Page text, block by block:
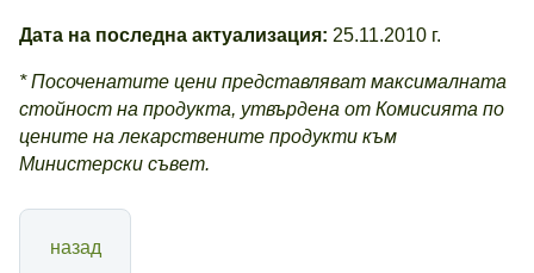
Дата на последна актуализация: 25.11.2010 г.
* Посоченатите цени представляват максималната
стойност на продукта, утвърдена от Комисията по
цените на лекарствените продукти към
Министерски съвет.
назад